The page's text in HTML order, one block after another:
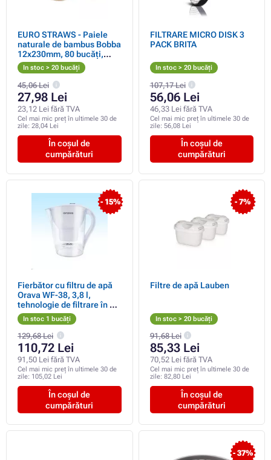
EURO STRAWS - Paiele
naturale de bambus Bobba
12x230mm, 80 bucăți,
ambalate individual
In stoc > 20 bucăți
45,06 Lei
27,98 Lei
23,12 Lei fără TVA
Cel mai mic preț în ultimele 30 de
zile: 28,04 Lei
În coșul de
cumpărături
FILTRARE MICRO DISK 3
PACK BRITA
In stoc > 20 bucăți
107,17 Lei
56,06 Lei
46,33 Lei fără TVA
Cel mai mic preț în ultimele 30 de
zile: 56,08 Lei
În coșul de
cumpărături
- 15%
Fierbător cu filtru de apă
Orava WF-38, 3,8 l,
tehnologie de filtrare în 4
trepte, alb
In stoc 1 bucăți
129,68 Lei
110,72 Lei
91,50 Lei fără TVA
Cel mai mic preț în ultimele 30 de
zile: 105,02 Lei
În coșul de
cumpărături
- 7%
Filtre de apă Lauben
In stoc > 20 bucăți
91,68 Lei
85,33 Lei
70,52 Lei fără TVA
Cel mai mic preț în ultimele 30 de
zile: 82,80 Lei
În coșul de
cumpărături
- 37%